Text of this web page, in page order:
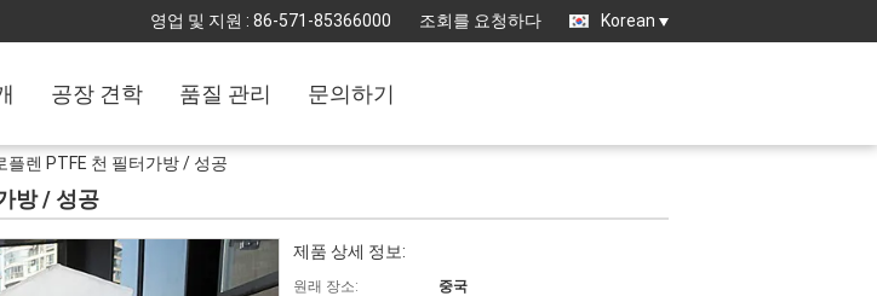
영업 및 지원 : 86-571-85366000 조회를 요청하다 Korean
공장 견학 품질 관리 문의하기
렌 PTFE 천 필터가방 / 성공
방 / 성공
제품 상세 정보:
원래 장소:
중국